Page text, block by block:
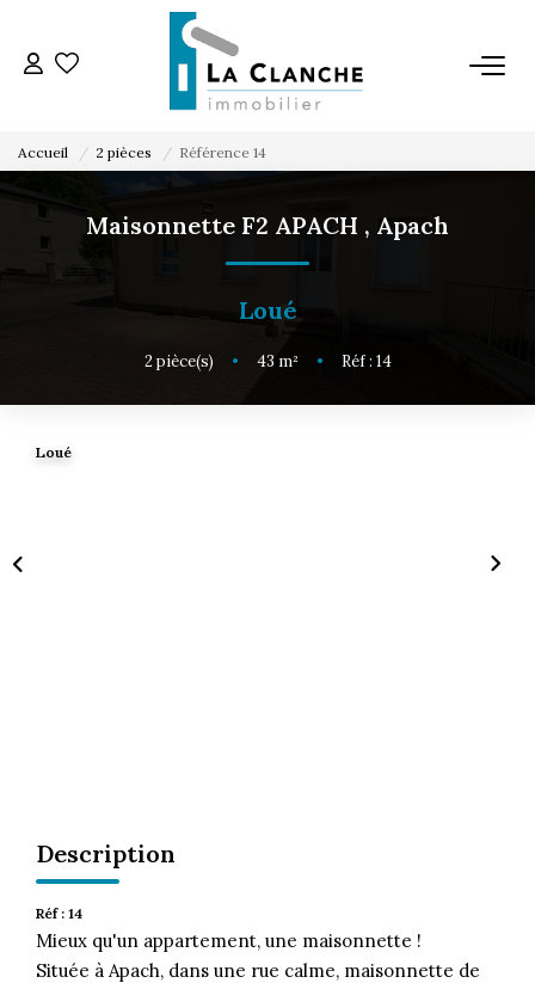
L'AGENCE
VENTE
ESTIMATION
Accueil 2 pièces Référence 14
Maisonnette F2 APACH , Apach
Loué
2 pièce(s) • 43 m² • Réf : 14
Loué
Description
Réf : 14
Mieux qu'un appartement, une maisonnette !
Située à Apach, dans une rue calme, maisonnette de